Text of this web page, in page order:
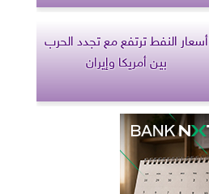
أسعار النفط ترتفع مع تجدد الحرب
بين أمريكا وإيران